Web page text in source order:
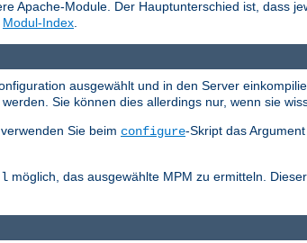
Apache-Module. Der Hauptunterschied ist, dass
Modul-Index
ausgewählt und in den Server
Sie können dies allerdings nur, wenn sie
Sie beim configure-Skript das Argument
l möglich, das ausgewählte MPM zu ermitteln.